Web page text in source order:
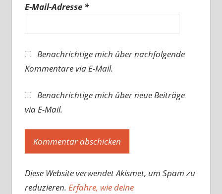
E-Mail-Adresse *
Benachrichtige mich über nachfolgende
Kommentare via E-Mail.
Benachrichtige mich über neue Beiträge
via E-Mail.
Diese Website verwendet Akismet, um Spam zu
reduzieren. Erfahre, wie deine